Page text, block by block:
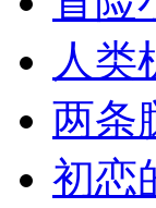
人类
两条
初恋